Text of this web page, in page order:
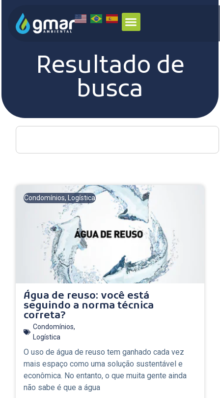
Resultado de
busca
Condomínios, Logística
Água de reuso: você está
seguindo a norma técnica
correta?
Condomínios,
Logística
O uso de água de reuso tem ganhado cada vez
mais espaço como uma solução sustentável e
econômica. No entanto, o que muita gente ainda
não sabe é que a água